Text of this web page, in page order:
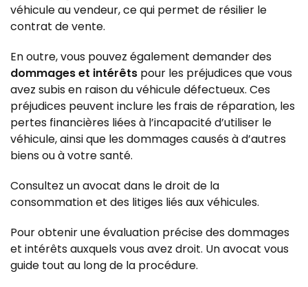
véhicule au vendeur, ce qui permet de résilier le
contrat de vente.
En outre, vous pouvez également demander des
dommages et intérêts pour les préjudices que vous
avez subis en raison du véhicule défectueux. Ces
préjudices peuvent inclure les frais de réparation, les
pertes financières liées à l’incapacité d’utiliser le
véhicule, ainsi que les dommages causés à d’autres
biens ou à votre santé.
Consultez un avocat dans le droit de la
consommation et des litiges liés aux véhicules.
Pour obtenir une évaluation précise des dommages
et intérêts auxquels vous avez droit. Un avocat vous
guide tout au long de la procédure.